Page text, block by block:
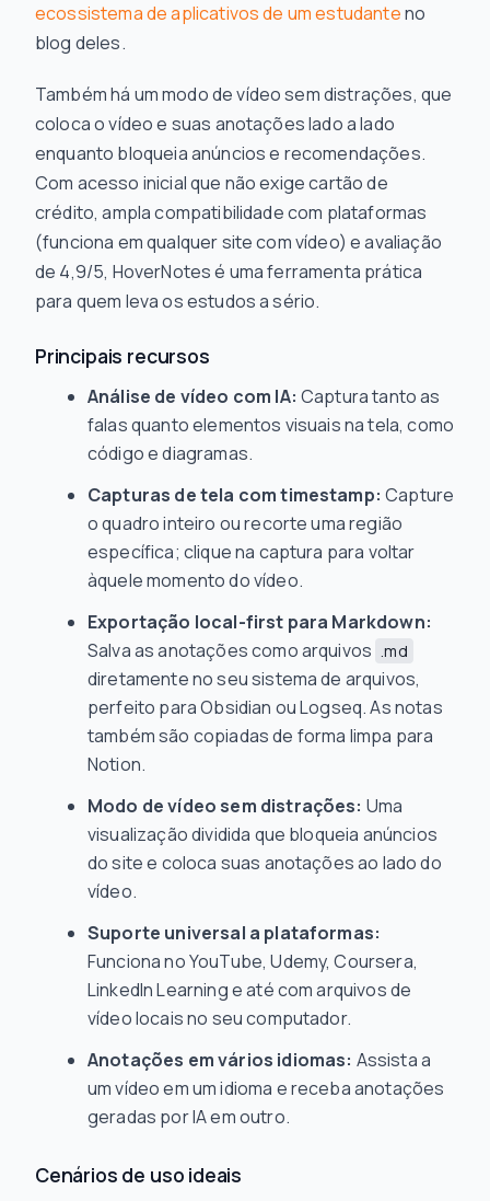
ecossistema de aplicativos de um estudanteno
blog deles.
Também há um modo de vídeo sem distrações, que
coloca o vídeo e suas anotações lado a lado
enquanto bloqueia anúncios e recomendações.
Com acesso inicial que não exige cartão de
crédito, ampla compatibilidade com plataformas
(funciona em qualquer site com vídeo) e avaliação
de 4,9/5, HoverNotes é uma ferramenta prática
para quem leva os estudos a sério.
Principais recursos
Análise de vídeo com IA: Captura tanto as
falas quanto elementos visuais na tela, como
código e diagramas.
Capturas de tela com timestamp: Capture
o quadro inteiro ou recorte uma região
específica; clique na captura para voltar
àquele momento do vídeo.
Exportação local-first para Markdown:
Salva as anotações como arquivos .md
diretamente no seu sistema de arquivos,
perfeito para Obsidian ou Logseq. As notas
também são copiadas de forma limpa para
Notion.
Modo de vídeo sem distrações: Uma
visualização dividida que bloqueia anúncios
do site e coloca suas anotações ao lado do
vídeo.
Suporte universal a plataformas:
Funciona no YouTube, Udemy, Coursera,
LinkedIn Learning e até com arquivos de
vídeo locais no seu computador.
Anotações em vários idiomas: Assista a
um vídeo em um idioma e receba anotações
geradas por IA em outro.
Cenários de uso ideais